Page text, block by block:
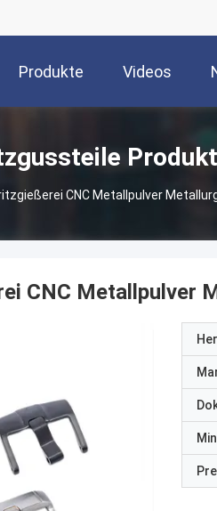
Produkte Videos
CNC Metallpulver
CNC Metallpulver